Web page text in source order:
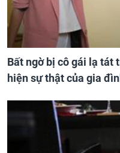
Bất ngờ bị cô gái lạ tát
hiện sự thật của gia